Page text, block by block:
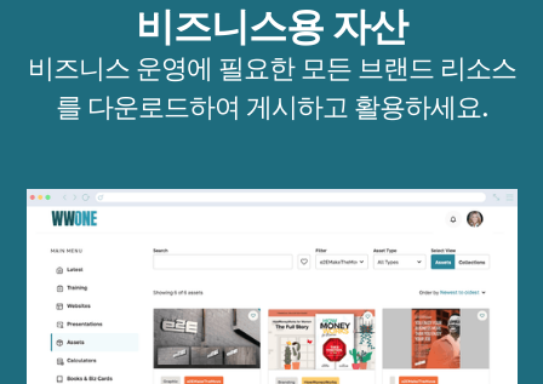
비즈니스용 자산
비즈니스 운영에 필요한 모든 브랜드 리소스
를 다운로드하여 게시하고 활용하세요.